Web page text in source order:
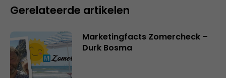
Gerelateerde artikelen
Marketingfacts Zomercheck –
Durk Bosma